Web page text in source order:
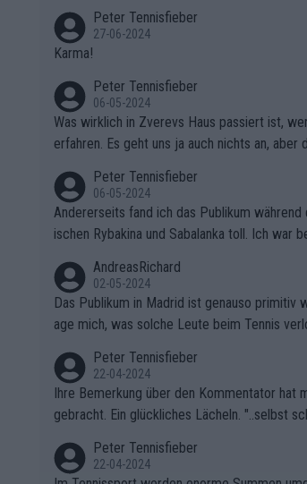
Peter Tennisfieber
27-06-2024
Karma!
Peter Tennisfieber
06-05-2024
Was wirklich in Zverevs Haus passiert ist,
erfahren. Es geht uns ja auch nichts an, aber
Peter Tennisfieber
06-05-2024
Andererseits fand ich das Publikum
ischen Rybakina und Sabalanka toll. Ich war
AndreasRichard
02-05-2024
Das Publikum in Madrid ist genauso primitiv
age mich, was solche Leute beim Tennis
ben.
Peter Tennisfieber
22-04-2024
Ihre Bemerkung über den Kommentator hat
gebracht. Ein glückliches Lächeln. "..selbst
Peter Tennisfieber
22-04-2024